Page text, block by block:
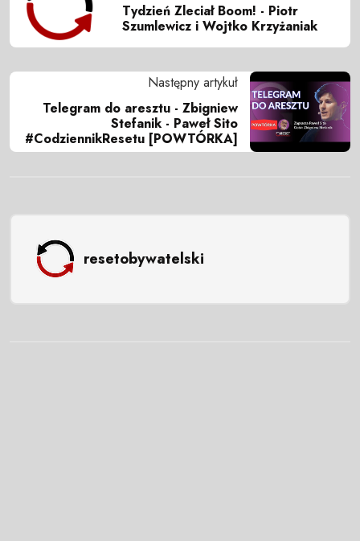
Tydzień Zleciał Boom! - Piotr
Szumlewicz i Wojtko Krzyżaniak
Następny artykuł
Telegram do aresztu - Zbigniew
Stefanik - Paweł Sito
#CodziennikResetu [POWTÓRKA]
resetobywatelski